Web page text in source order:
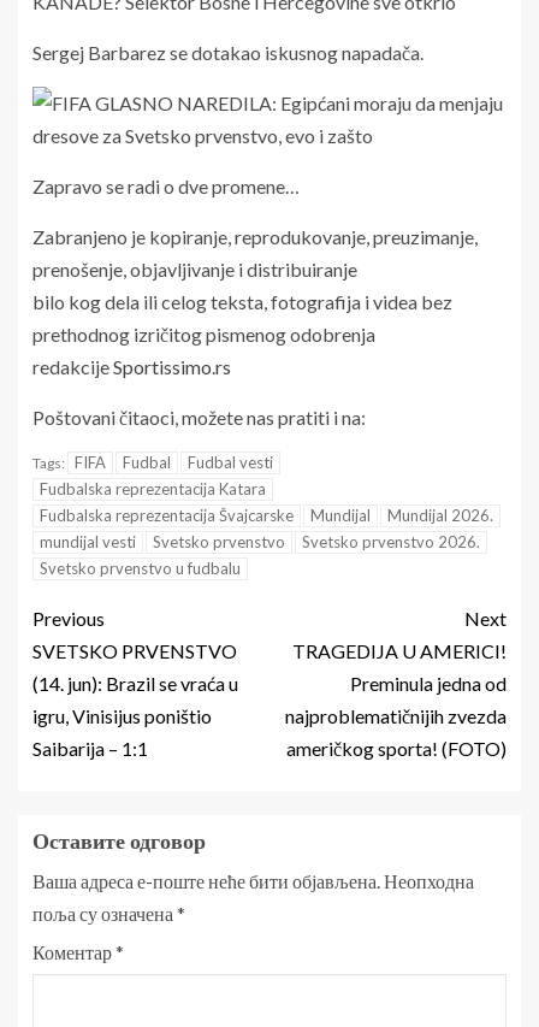
Sergej Barbarez se dotakao iskusnog napadača.
Zapravo se radi o dve promene…
Zabranjeno je kopiranje, reprodukovanje, preuzimanje,
prenošenje, objavljivanje i distribuiranje
bilo kog dela ili celog teksta, fotografija i videa bez
prethodnog izričitog pismenog odobrenja
redakcijeSportissimo.rs
Poštovani čitaoci, možete nas pratiti i na:
Tags: FIFA Fudbal
Fudbal vesti
Fudbalska reprezentacija Katara
Fudbalska reprezentacija Švajcarske
Mundijal
Mundijal 2026.
mundijal vesti
Svetsko prvenstvo
Svetsko prvenstvo 2026.
Svetsko prvenstvo u fudbalu
Previous
SVETSKO PRVENSTVO
(14. jun): Brazil se vraća u
igru, Vinisijus poništio
Saibarija – 1:1
Next
TRAGEDIJA U AMERICI!
Preminula jedna od
najproblematičnijih zvezda
američkog sporta! (FOTO)
Оставите одговор
Ваша адреса е-поште неће бити објављена.Неопходна
поља су означена *
Коментар*